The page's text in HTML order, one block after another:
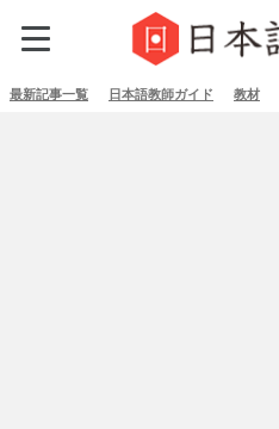
最新記事一覧 日本語教師ガイド 教材